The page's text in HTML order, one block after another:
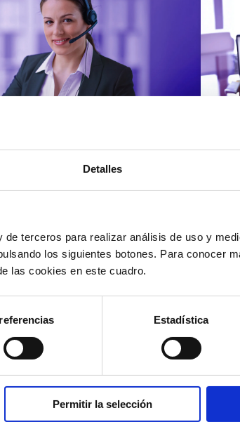
Detalles
terceros para realizar análisis de uso y
los siguientes botones. Para conocer
las cookies en este cuadro.
Estadística
Permitir la selección
automatizar la
de llamadas en
05/2026